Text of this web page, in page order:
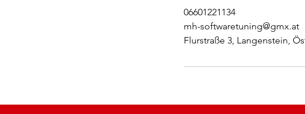
06601221134
mh-softwaretuning@gmx.at
Flurstraße 3, Langenstein,